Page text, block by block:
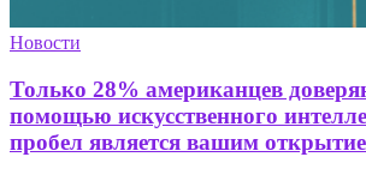
Новости
Только 28% американцев
помощью искусственного
пробел является вашим